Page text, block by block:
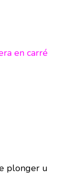
en carré
plonger u